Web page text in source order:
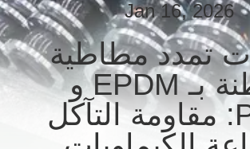
Jan 16, 2026
تمدد مطاطية
مبطنة بـ EPDM و
PTFE: مقاومة التآكل